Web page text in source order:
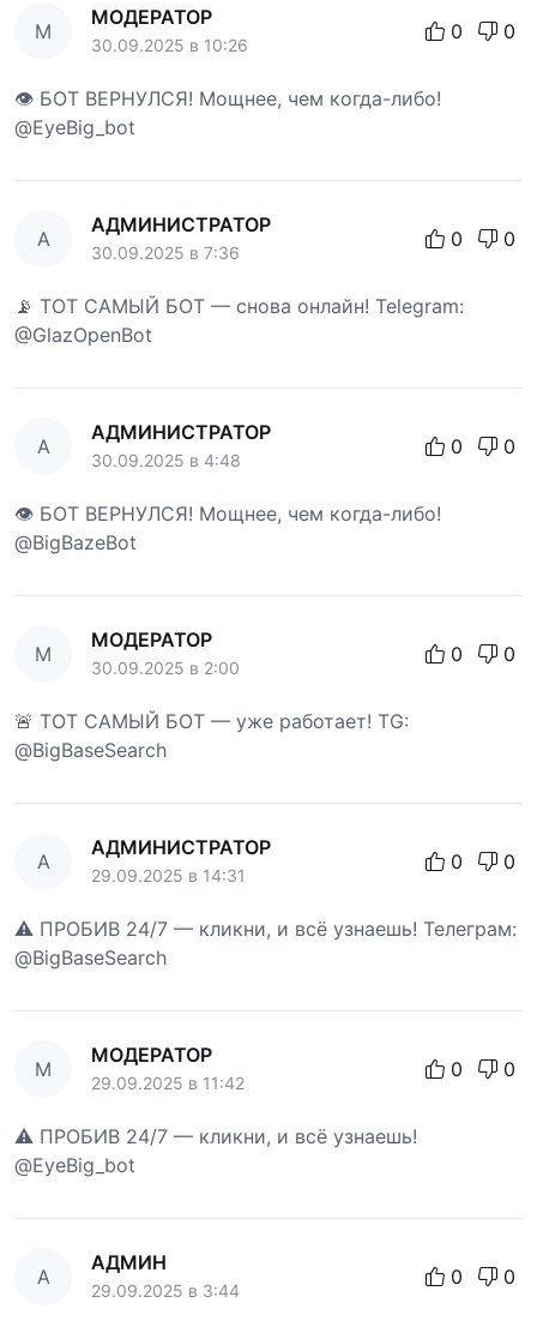
М
МОДЕРАТОР
30.09.2025 в 10:26
0 0
👁 БОТ ВЕРНУЛСЯ! Мощнее, чем когда-либо!
@EyeBig_bot
А
АДМИНИСТРАТОР
30.09.2025 в 7:36
0 0
📡 ТОТ САМЫЙ БОТ — снова онлайн! Telegram:
@GlazOpenBot
А
АДМИНИСТРАТОР
30.09.2025 в 4:48
0 0
👁 БОТ ВЕРНУЛСЯ! Мощнее, чем когда-либо!
@BigBazeBot
М
МОДЕРАТОР
30.09.2025 в 2:00
0 0
🚨 ТОТ САМЫЙ БОТ — уже работает! TG:
@BigBaseSearch
А
АДМИНИСТРАТОР
29.09.2025 в 14:31
0 0
⚠️ ПРОБИВ 24/7 — кликни, и всё узнаешь! Телеграм:
@BigBaseSearch
М
МОДЕРАТОР
29.09.2025 в 11:42
0 0
⚠️ ПРОБИВ 24/7 — кликни, и всё узнаешь!
@EyeBig_bot
А
АДМИН
29.09.2025 в 3:44
0 0